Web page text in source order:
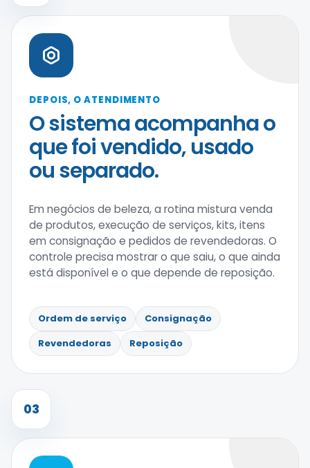
DEPOIS, O ATENDIMENTO
O sistema acompanha o
que foi vendido, usado
ou separado.
Em negócios de beleza, a rotina mistura venda
de produtos, execução de serviços, kits, itens
em consignação e pedidos de revendedoras. O
controle precisa mostrar o que saiu, o que ainda
está disponível e o que depende de reposição.
Ordem de serviço
Consignação
Revendedoras
Reposição
03